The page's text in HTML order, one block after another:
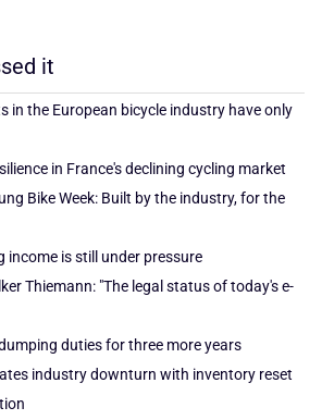
it
in the European bicycle industry have only
in France's declining cycling market
Bike Week: Built by the industry, for the
income is still under pressure
Thiemann: "The legal status of today's e-
duties for three more years
industry downturn with inventory reset